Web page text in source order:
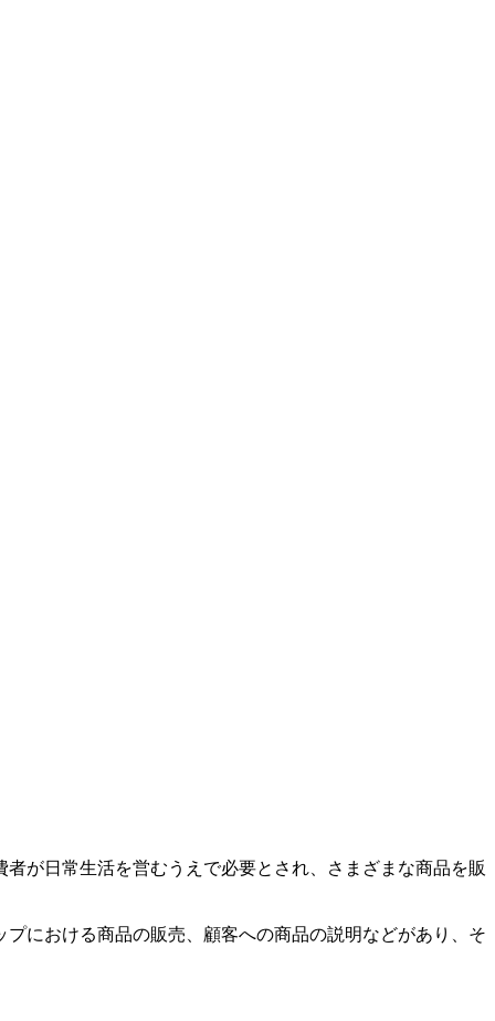
が日常生活を営むうえで必要とされ、さまざまな商品を販
における商品の販売、顧客への商品の説明などがあり、そ